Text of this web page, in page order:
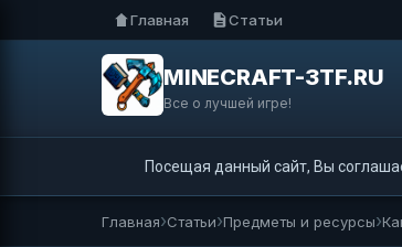
Главная Статьи
MINECRAFT-3TF.RU
Все о лучшей игре!
Посещая данный сайт, Вы
Главная Статьи Предметы и ресурсы